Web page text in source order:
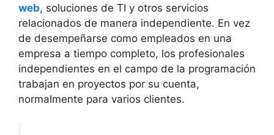
web, soluciones de TI y otros servicios
relacionados de manera independiente. En vez
de desempeñarse como empleados en una
empresa a tiempo completo, los profesionales
independientes en el campo de la programación
trabajan en proyectos por su cuenta,
normalmente para varios clientes.